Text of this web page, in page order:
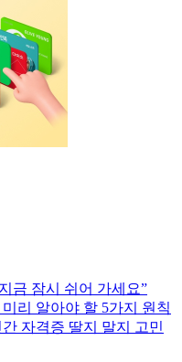
금 잠시 쉬어 가세요”
리 알아야 할 5가지 원칙
자격증 딸지 말지 고민